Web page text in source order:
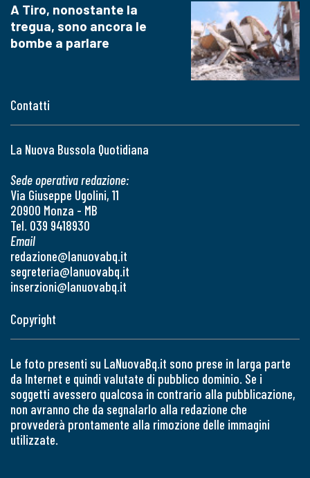
Contatti
La Nuova Bussola Quotidiana
Sede operativa redazione:
Via Giuseppe Ugolini, 11
20900 Monza - MB
Tel. 039 9418930
Email
redazione@lanuovabq.it
segreteria@lanuovabq.it
inserzioni@lanuovabq.it
A Tiro, nonostante la
tregua, sono ancora le
bombe a parlare
Copyright
Le foto presenti su LaNuovaBq.it sono prese in larga parte
da Internet e quindi valutate di pubblico dominio. Se i
soggetti avessero qualcosa in contrario alla pubblicazione,
non avranno che da segnalarlo alla redazione che
provvederà prontamente alla rimozione delle immagini
utilizzate.